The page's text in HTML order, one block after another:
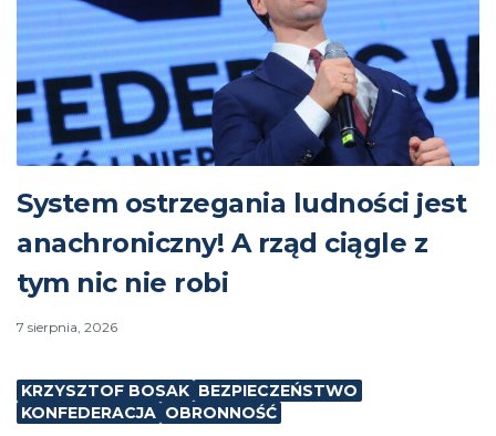
System ostrzegania ludności jest
anachroniczny! A rząd ciągle z
tym nic nie robi
7 sierpnia, 2026
KRZYSZTOF BOSAK BEZPIECZEŃSTWO
KONFEDERACJA OBRONNOŚĆ